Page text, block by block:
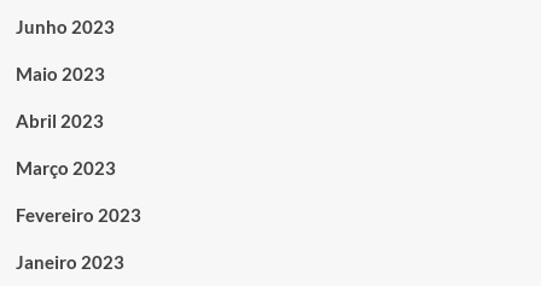
Junho 2023
Maio 2023
Abril 2023
Março 2023
Fevereiro 2023
Janeiro 2023